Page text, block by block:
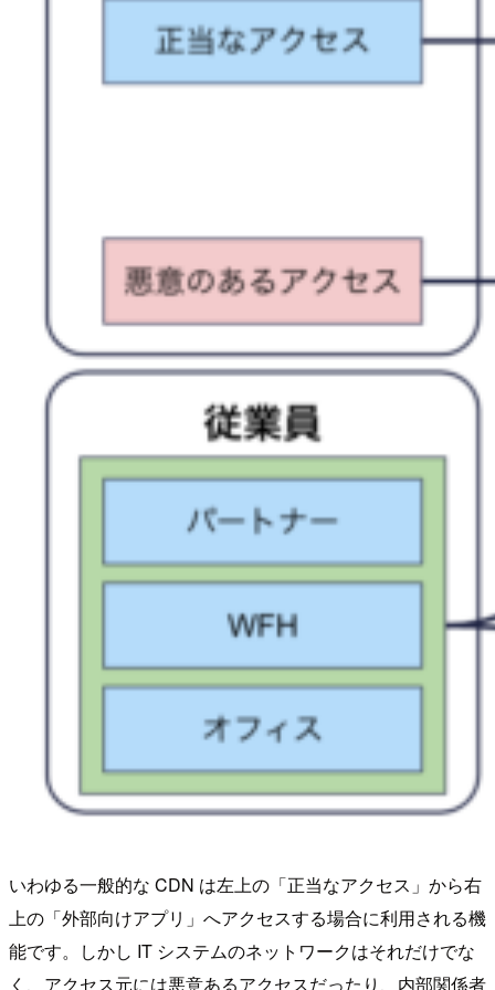
いわゆる一般的な CDN は左上の「正当なアクセス」から右
上の「外部向けアプリ」へアクセスする場合に利用される機
能です。しかし IT システムのネットワークはそれだけでな
く、アクセス元には悪意あるアクセスだったり、内部関係者